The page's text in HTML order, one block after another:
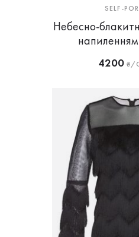
SELF-
Небесно-
4200₴/